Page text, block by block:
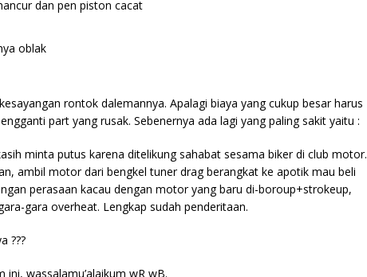
dan pen piston cacat
oblak
rontok dalemannya. Apalagi biaya yang cukup besar harus
part yang rusak. Sebenernya ada lagi yang paling sakit yaitu :
minta putus karena ditelikung sahabat sesama biker di club motor.
ambil motor dari bengkel tuner drag berangkat ke apotik mau beli
perasaan kacau dengan motor yang baru di-boroup+strokeup,
gara overheat. Lengkap sudah penderitaan.
???
wassalamu’alaikum wR wB.